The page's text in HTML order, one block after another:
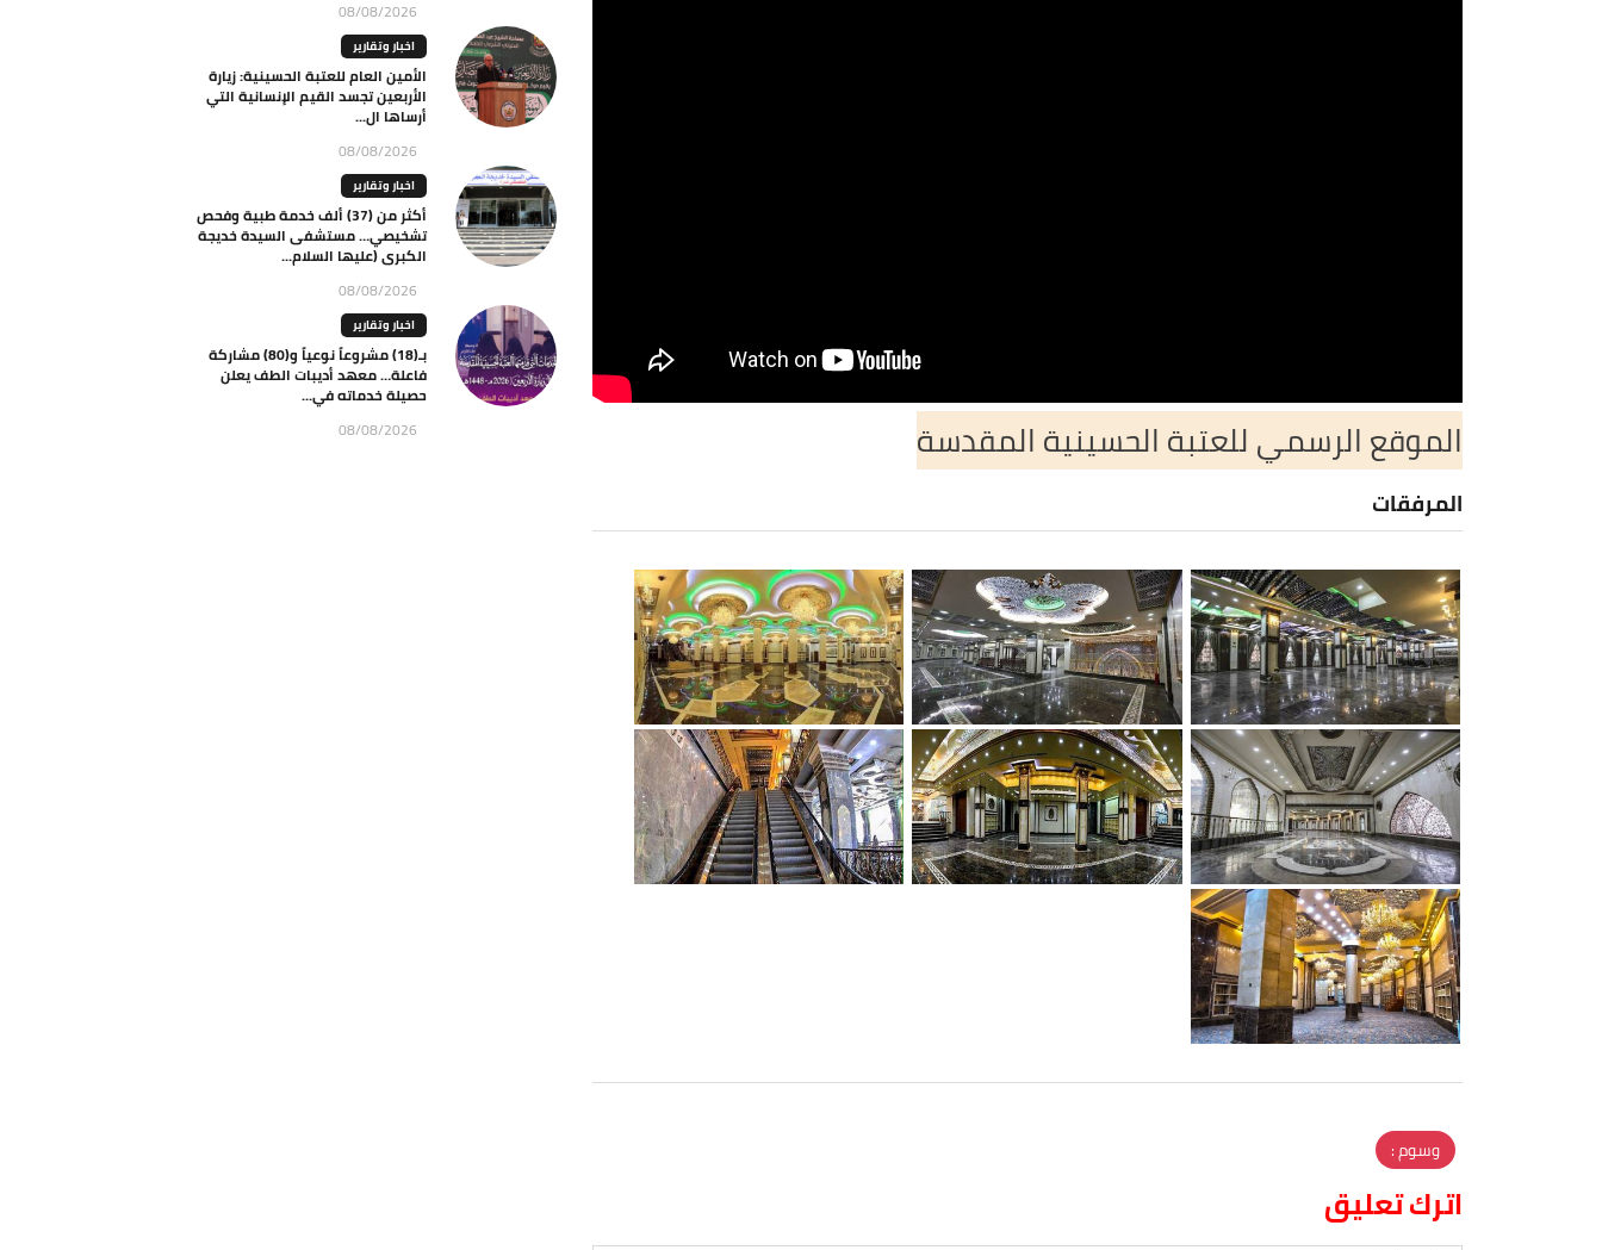
الموقع الرسمي للعتبة الحسينية المقدسة
المرفقات
وسوم :
اترك تعليق
08/08/2026
اخبار وتقارير
الأمين العام للعتبة الحسينية: زيارة
الأربعين تجسد القيم الإنسانية التي
أرساها ال...
08/08/2026
اخبار وتقارير
أكثر من (37) ألف خدمة طبية وفحص
تشخيصي… مستشفى السيدة خديجة
الكبرى (عليها السلام...
08/08/2026
اخبار وتقارير
بـ(18) مشروعاً نوعياً و(80) مشاركة
فاعلة… معهد أديبات الطف يعلن
حصيلة خدماته في...
08/08/2026